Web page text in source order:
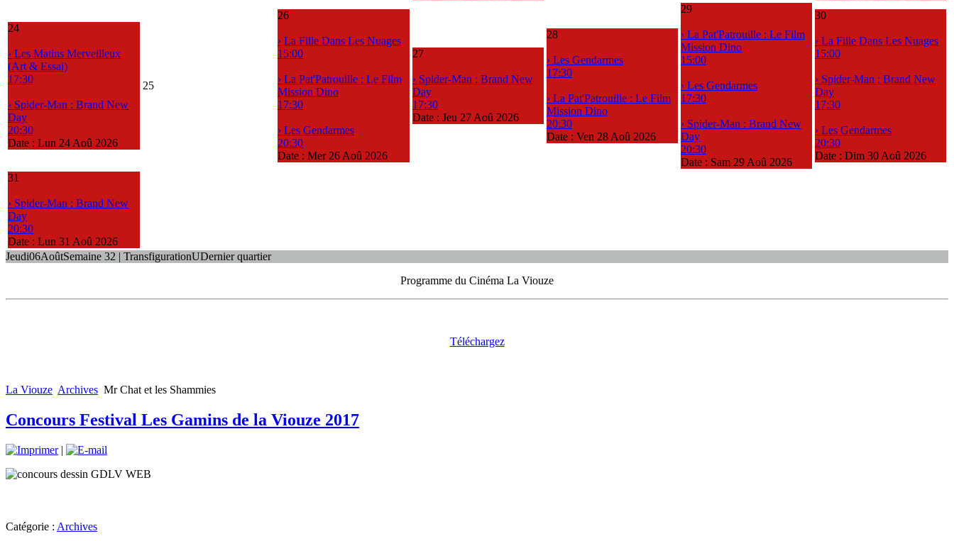
24
› Les Matins Merveilleux
(Art & Essai)
17:30
› Spider-Man : Brand New
Day
20:30
Date : Lun 24 Aoû 2026
25
26
› La Fille Dans Les Nuages
15:00
› La Pat'Patrouille : Le Film
Mission Dino
17:30
› Les Gendarmes
20:30
Date : Mer 26 Aoû 2026
27
› Spider-Man : Brand New
Day
17:30
Date : Jeu 27 Aoû 2026
28
› Les Gendarmes
17:30
› La Pat'Patrouille : Le Film
Mission Dino
20:30
Date : Ven 28 Aoû 2026
29
› La Pat'Patrouille : Le Film
Mission Dino
15:00
› Les Gendarmes
17:30
› Spider-Man : Brand New
Day
20:30
Date : Sam 29 Aoû 2026
30
› La Fille Dans Les Nuages
15:00
› Spider-Man : Brand New
Day
17:30
› Les Gendarmes
20:30
Date : Dim 30 Aoû 2026
31
› Spider-Man : Brand New
Day
20:30
Date : Lun 31 Aoû 2026
Jeudi06AoûtSemaine 32 | TransfigurationUDernier quartier
Programme du Cinéma La Viouze
Téléchargez
La Viouze Archives Mr Chat et les Shammies
Concours Festival Les Gamins de la Viouze 2017
|
Catégorie : Archives